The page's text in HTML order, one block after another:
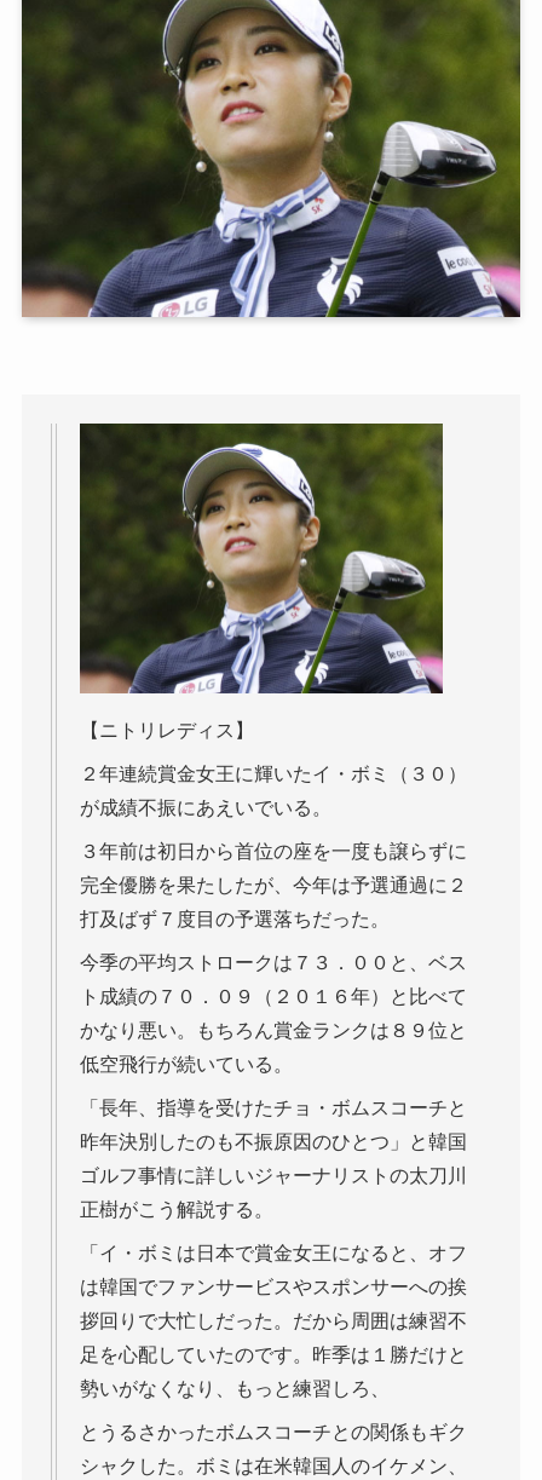
【ニトリレディス】
２年連続賞金女王に輝いたイ・ボミ（３０）
が成績不振にあえいでいる。
３年前は初日から首位の座を一度も譲らずに
完全優勝を果たしたが、今年は予選通過に２
打及ばず７度目の予選落ちだった。
今季の平均ストロークは７３．００と、ベス
ト成績の７０．０９（２０１６年）と比べて
かなり悪い。もちろん賞金ランクは８９位と
低空飛行が続いている。
「長年、指導を受けたチョ・ボムスコーチと
昨年決別したのも不振原因のひとつ」と韓国
ゴルフ事情に詳しいジャーナリストの太刀川
正樹がこう解説する。
「イ・ボミは日本で賞金女王になると、オフ
は韓国でファンサービスやスポンサーへの挨
拶回りで大忙しだった。だから周囲は練習不
足を心配していたのです。昨季は１勝だけと
勢いがなくなり、もっと練習しろ、
とうるさかったボムスコーチとの関係もギク
シャクした。ボミは在米韓国人のイケメン、